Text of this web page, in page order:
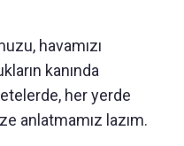
havamızı
kanında
her yerde
anlatmamız lazım.